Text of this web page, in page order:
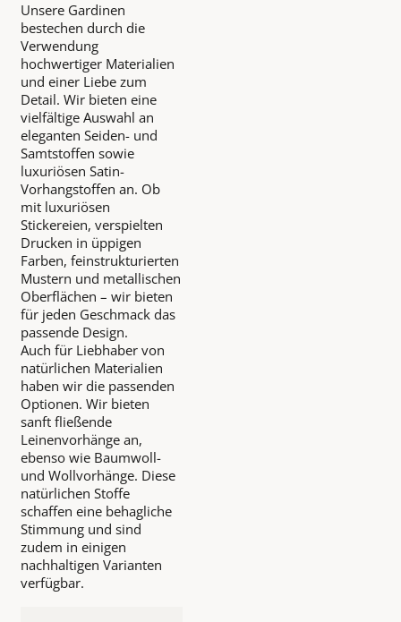
Unsere Gardinen
bestechen durch die
Verwendung
hochwertiger Materialien
und einer Liebe zum
Detail. Wir bieten eine
vielfältige Auswahl an
eleganten Seiden- und
Samtstoffen sowie
luxuriösen Satin-
Vorhangstoffen an. Ob
mit luxuriösen
Stickereien, verspielten
Drucken in üppigen
Farben, feinstrukturierten
Mustern und metallischen
Oberflächen – wir bieten
für jeden Geschmack das
passende Design.
Auch für Liebhaber von
natürlichen Materialien
haben wir die passenden
Optionen. Wir bieten
sanft fließende
Leinenvorhänge an,
ebenso wie Baumwoll-
und Wollvorhänge. Diese
natürlichen Stoffe
schaffen eine behagliche
Stimmung und sind
zudem in einigen
nachhaltigen Varianten
verfügbar.